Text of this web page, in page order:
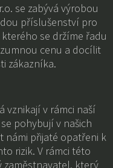
se zabývá výrobou
příslušenství pro
se držíme řadu
cenu a docílit
zákazníka.
vznikají v rámci naší
pohybují v našich
námi přijaté opatřeni k
rizik. V rámci této
zaměstnavatel, který